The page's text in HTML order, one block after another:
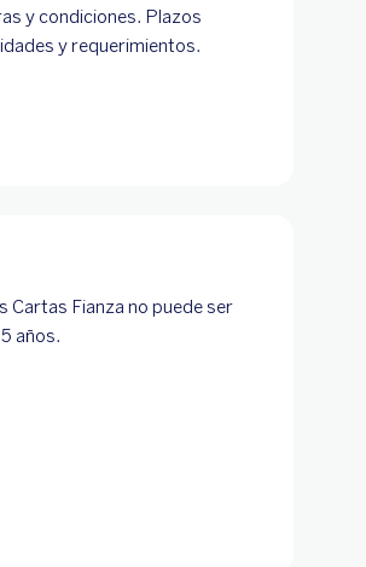
y condiciones. Plazos
y requerimientos.
Cartas Fianza no puede ser
años.